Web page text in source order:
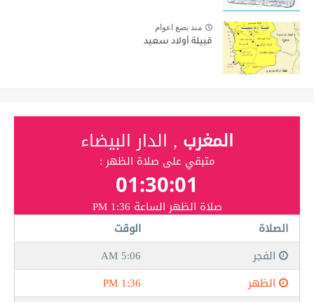
منذ بضع اعوام
قبيلة أولاد سعيد